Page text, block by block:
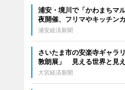
浦安・境川で「かわまちマ
夜開催、フリマやキッチン
浦安経済新聞
さいたま市の安楽寺ギャラ
敦朗展」 見える世界と見
大宮経済新聞